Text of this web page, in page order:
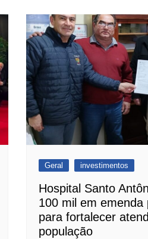
Geral investimentos
Hospital Santo
100 mil em emenda
para fortalecer
população